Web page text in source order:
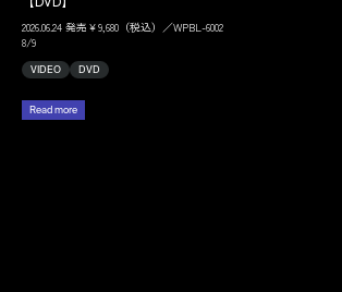
2026.06.24 発売￥9,680（税込）／WPBL-6002
8/9
VIDEO DVD
Read more